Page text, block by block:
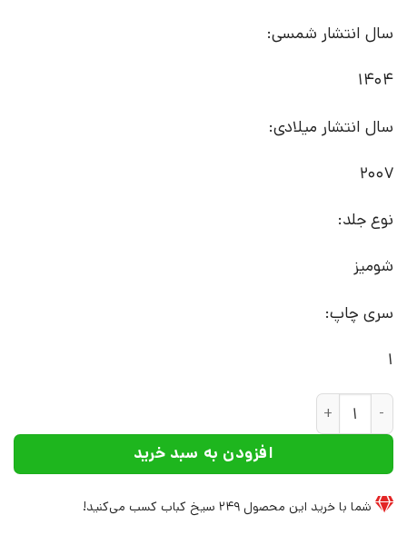
سال انتشار شمسی:
1404
سال انتشار میلادی:
2007
نوع جلد:
شومیز
سری چاپ:
1
کتاب صلح با روش صلح آمیز | انتشارات منشور صلح عدد
افزودن به سبد خرید
شما با خرید این محصول 249 سیخ کباب کسب می‌کنید!